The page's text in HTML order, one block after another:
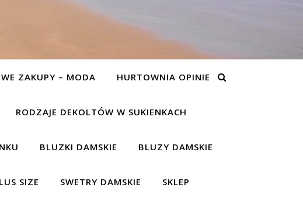
ZAKUPY – MODA HURTOWNIA OPINIE
RODZAJE DEKOLTÓW W SUKIENKACH
BLUZKI DAMSKIE BLUZY DAMSKIE
SIZE SWETRY DAMSKIE SKLEP